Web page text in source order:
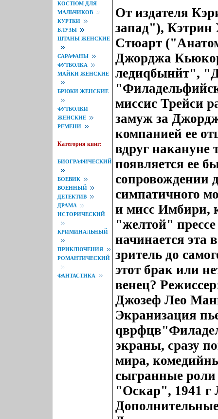
КОСТЮМ ДЛЯ
МАЛЬЧИКОВ
КУРТКИ
БЛУЗЫ
ШТАНЫ ЖЕНСКИЕ
САРАФАНЫ
ФУТБОЛКА
МАЙКИ ЖЕНСКИЕ
БРЮКИ ЖЕНСКИЕ
ФУТБОЛКИ
ЖЕНСКИЕ
РЕМЕНИ
Категория книг:
БИОГРАФИЧЕСКИЙ
БОЕВИК
ВОЕННЫЙ
ДЕТЕКТИВ
ДРАМА
ИСТОРИЧЕСКИЙ
КРИМИНАЛЬНЫЙ
ПРИКЛЮЧЕНИЯ
РОМАНТИЧЕСКИЙ
ФАНТАСТИКА
От издателя
запад"),
Стюарт
Джорджа
ледиqбынйт",
миссис Трейси
замуж за
компанией ее
вдруг
появляется ее
сопровождении
симпатичного
и мисс Имбири,
"желтой" прессе
начинается эта
зритель до
этот брак или
венец?
Джозеф Лео
Экранизация
экраны, сразу
мира,
сыгранные роли
"Оскар", 1941 г